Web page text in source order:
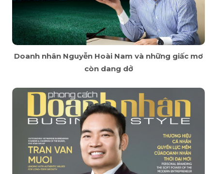
Doanh nhân Nguyễn Hoài Nam và những giấc mơ
còn dang dở